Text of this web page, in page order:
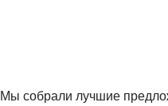
Мы собрали лучшие